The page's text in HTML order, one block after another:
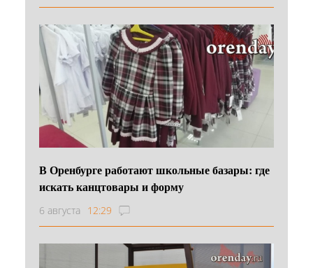
В Оренбурге работают школьные базары: где
искать канцтовары и форму
6 августа 12:29